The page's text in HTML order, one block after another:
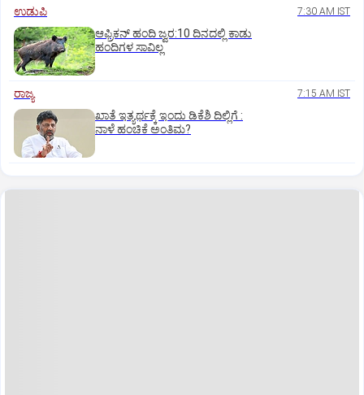
ಉಡುಪಿ 7:30 AM IST
ಆಫ್ರಿಕನ್‌ ಹಂದಿ ಜ್ವರ:10 ದಿನದಲ್ಲಿ ಕಾಡು
ಹಂದಿಗಳ ಸಾವಿಲ್ಲ
ರಾಜ್ಯ 7:15 AM IST
ಖಾತೆ ಇತ್ಯರ್ಥಕ್ಕೆ ಇಂದು ಡಿಕೆಶಿ ದಿಲ್ಲಿಗೆ :
ನಾಳೆ ಹಂಚಿಕೆ ಅಂತಿಮ?